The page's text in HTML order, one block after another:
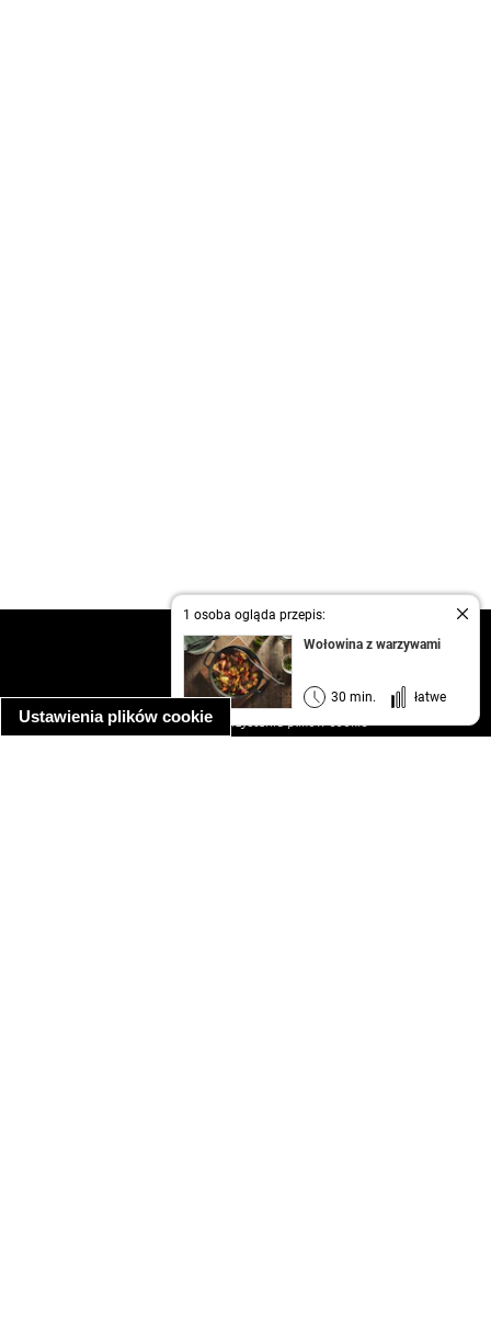
Ustawienia plików cookie
1 osoba ogląda przepis:
Wołowina z warzywami
30 min. łatwe
kontakt
regulamin
informacja o prywatności
informacja o wykorzystaniu plików cookie